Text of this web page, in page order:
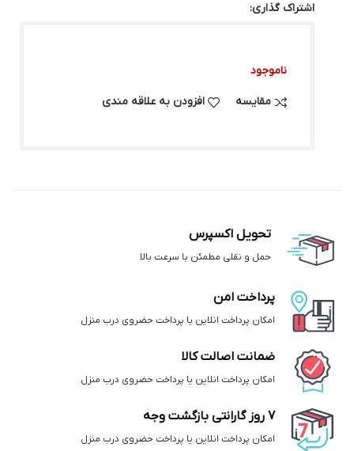
اشتراک گذاری:
ناموجود
مقایسه افزودن به علاقه مندی
تحویل اکسپرس
حمل و نقلی مطمئن با سرعت بالا
پرداخت امن
امکان پرداخت انلاین یا پرداخت حضروی درب منزل
ضمانت اصالت کالا
امکان پرداخت انلاین یا پرداخت حضروی درب منزل
7 روز گارانتی بازگشت وجه
امکان پرداخت انلاین یا پرداخت حضروی درب منزل